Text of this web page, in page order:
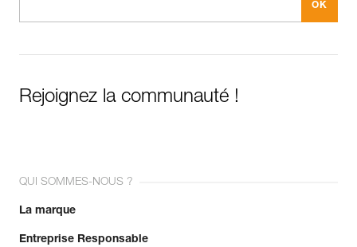
Rejoignez la communauté !
QUI SOMMES-NOUS ?
La marque
Entreprise Responsable